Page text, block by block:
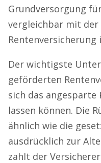
Grundversorgung
vergleichbar mit der
Rentenversicherung
Der wichtigste
geförderten
sich das
lassen können. Die
ähnlich wie die
ausdrücklich zur
zahlt der